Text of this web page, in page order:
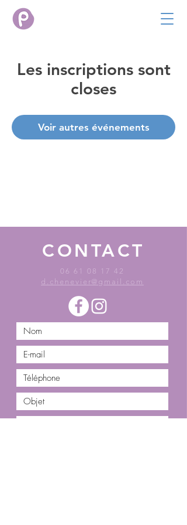
Les inscriptions sont
closes
Voir autres événements
CONTACT
06 61 08 17 42
d.chenevier@gmail.com